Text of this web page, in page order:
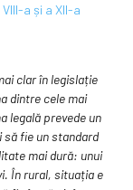
a și a XII-a
clar în legislație
dintre cele mai
legală prevede un
să fie un standard
mai dură: unui
În rural, situația e